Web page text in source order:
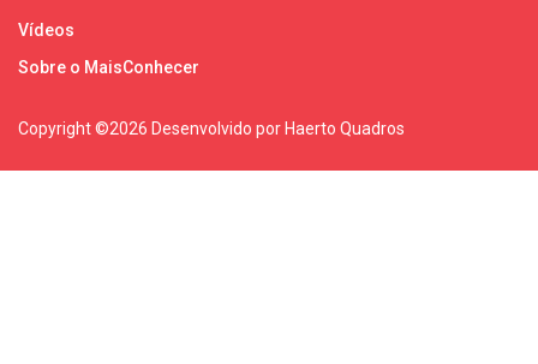
Vídeos
Sobre o MaisConhecer
Copyright ©2026 Desenvolvido por Haerto Quadros